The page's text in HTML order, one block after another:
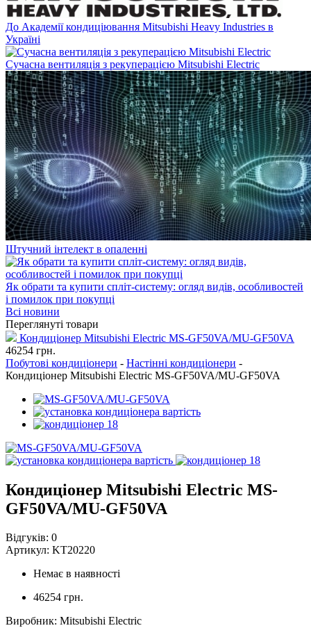
До Академії кондиціювання Mitsubishi Heavy Industries в
Україні
Сучасна вентиляція з рекуперацією Mitsubishi Electric
Штучний інтелект в опаленні
Як обрати та купити спліт-систему: огляд видів, особливостей
і помилок при покупці
Всі новини
Переглянуті товари
Кондиціонер Mitsubishi Electric MS-GF50VA/MU-GF50VA
46254 грн.
Побутові кондиціонери - Настінні кондиціонери -
Кондиціонер Mitsubishi Electric MS-GF50VA/MU-GF50VA
Кондиціонер Mitsubishi Electric MS-
GF50VA/MU-GF50VA
Відгуків: 0
Артикул: KT20220
Немає в наявності
46254 грн.
Виробник: Mitsubishi Electric